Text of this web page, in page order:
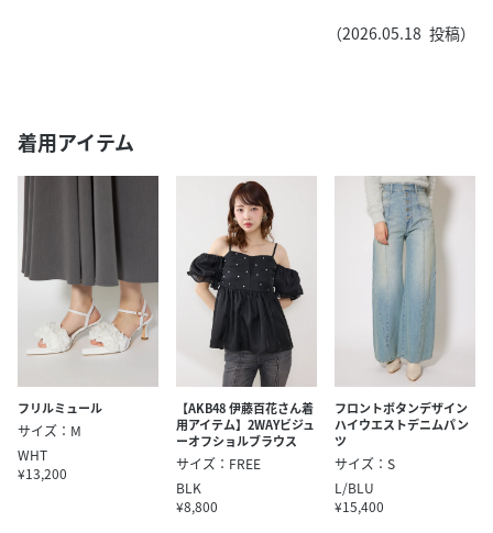
（2026.05.18 投稿）
着用アイテム
フリルミュール
サイズ：M
WHT
¥13,200
【AKB48 伊藤百花さん着
用アイテム】2WAYビジュ
ーオフショルブラウス
サイズ：FREE
BLK
¥8,800
フロントボタンデザイン
ハイウエストデニムパン
ツ
サイズ：S
L/BLU
¥15,400